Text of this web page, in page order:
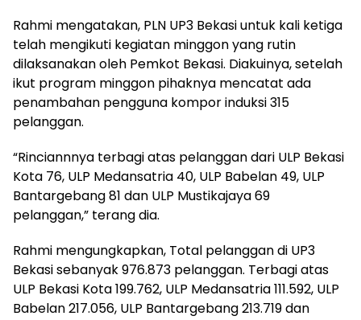
Rahmi mengatakan, PLN UP3 Bekasi untuk kali ketiga
telah mengikuti kegiatan minggon yang rutin
dilaksanakan oleh Pemkot Bekasi. Diakuinya, setelah
ikut program minggon pihaknya mencatat ada
penambahan pengguna kompor induksi 315
pelanggan.
“Rinciannnya terbagi atas pelanggan dari ULP Bekasi
Kota 76, ULP Medansatria 40, ULP Babelan 49, ULP
Bantargebang 81 dan ULP Mustikajaya 69
pelanggan,” terang dia.
Rahmi mengungkapkan, Total pelanggan di UP3
Bekasi sebanyak 976.873 pelanggan. Terbagi atas
ULP Bekasi Kota 199.762, ULP Medansatria 111.592, ULP
Babelan 217.056, ULP Bantargebang 213.719 dan